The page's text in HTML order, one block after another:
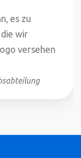
es zu
wir
versehen.